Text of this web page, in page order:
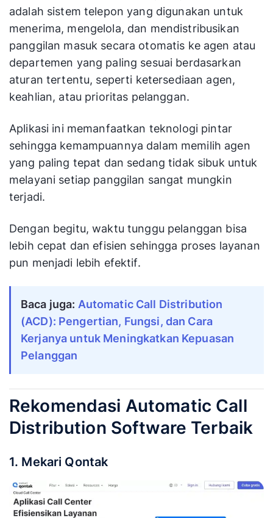
adalah sistem telepon yang digunakan untuk
menerima, mengelola, dan mendistribusikan
panggilan masuk secara otomatis ke agen atau
departemen yang paling sesuai berdasarkan
aturan tertentu, seperti ketersediaan agen,
keahlian, atau prioritas pelanggan.
Aplikasi ini memanfaatkan teknologi pintar
sehingga kemampuannya dalam memilih agen
yang paling tepat dan sedang tidak sibuk untuk
melayani setiap panggilan sangat mungkin
terjadi.
Dengan begitu, waktu tunggu pelanggan bisa
lebih cepat dan efisien sehingga proses layanan
pun menjadi lebih efektif.
Baca juga: Automatic Call Distribution
(ACD): Pengertian, Fungsi, dan Cara
Kerjanya untuk Meningkatkan Kepuasan
Pelanggan
Rekomendasi Automatic Call
Distribution Software Terbaik
1. Mekari Qontak